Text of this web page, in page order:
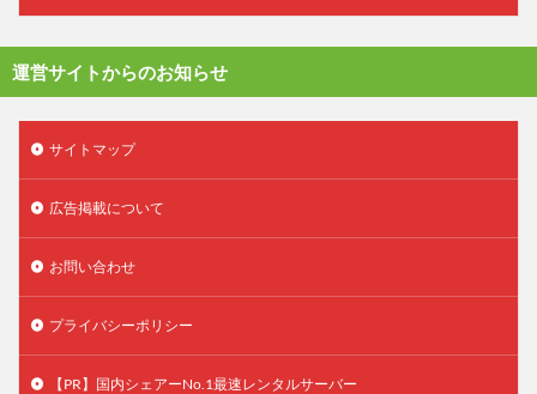
運営サイトからのお知らせ
サイトマップ
広告掲載について
お問い合わせ
プライバシーポリシー
【PR】国内シェアーNo.1最速レンタルサーバー